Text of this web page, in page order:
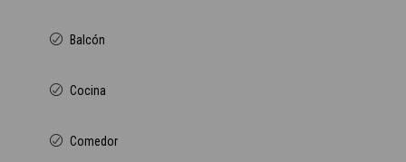
Balcón
Cocina
Comedor